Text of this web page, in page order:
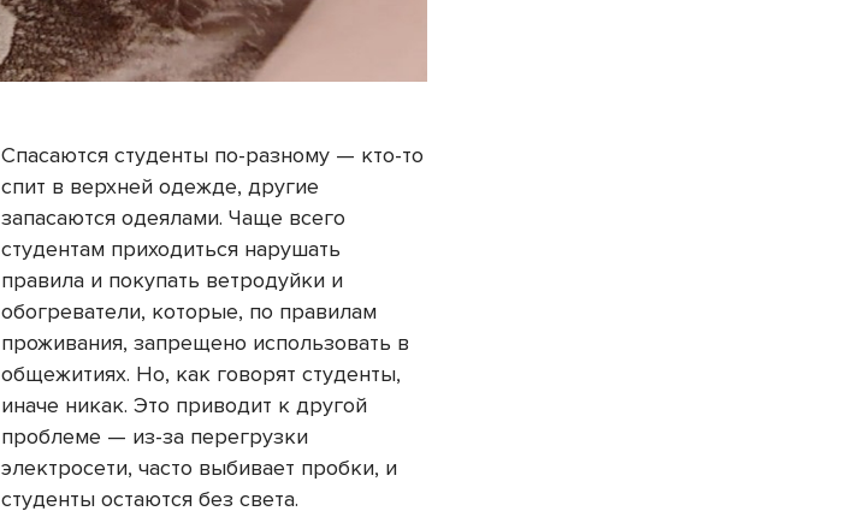
Спасаются студенты по-разному — кто-то
спит в верхней одежде, другие
запасаются одеялами. Чаще всего
студентам приходиться нарушать
правила и покупать ветродуйки и
обогреватели, которые, по правилам
проживания, запрещено использовать в
общежитиях. Но, как говорят студенты,
иначе никак. Это приводит к другой
проблеме — из-за перегрузки
электросети, часто выбивает пробки, и
студенты остаются без света.